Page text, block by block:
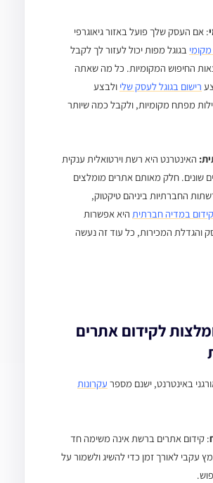
: אם העסק שלך פועל באזור גיאוגרפי
בגוגל מפות יכול לעזור לך לקבל
החיפוש המקומיות. כל מה שאתה
רישום בגוגל לעסק שלי ולבצע
מפתח מקומיות, ולקבל כמה שיותר
האינטרנט היא רשת וירטואלית ענקית
שונים. חלק מאותם אתרים מומלצים
החברתיות ביניהם טיקטוק,
קידום במדיה חברתית היא אפשרות
והגדלת המכירות, כל עוד זה נעשה
לקידום אתרים
באינטרנט, ישנם מספר עקרונות
: קידום אתרים ברשת אינה משימה חד
עקבי לאורך זמן כדי להשיג ולשמור על